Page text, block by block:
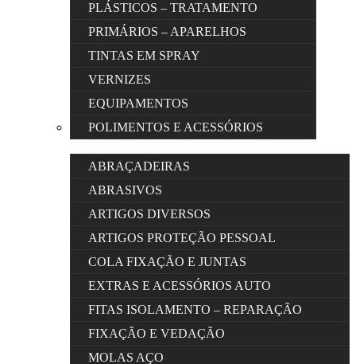
PLÁSTICOS – TRATAMENTO
PRIMÁRIOS – APARELHOS
TINTAS EM SPRAY
VERNIZES
EQUIPAMENTOS
POLIMENTOS E ACESSÓRIOS
ABRAÇADEIRAS
ABRASIVOS
ARTIGOS DIVERSOS
ARTIGOS PROTEÇÃO PESSOAL
COLA FIXAÇÃO E JUNTAS
EXTRAS E ACESSÓRIOS AUTO
FITAS ISOLAMENTO – REPARAÇÃO
FIXAÇÃO E VEDAÇÃO
MOLAS AÇO